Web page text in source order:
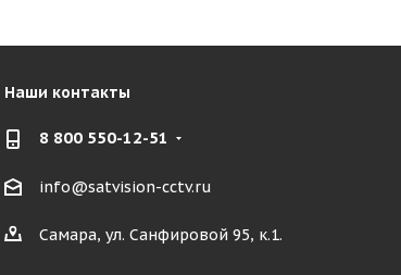
Наши контакты
8 800 550-12-51
info@satvision-cctv.ru
Самара, ул. Санфировой 95, к.1.